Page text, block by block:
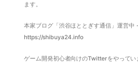
ます。
本家ブログ「渋谷ほととぎす通信」運営中
https://shibuya24.info
ゲーム開発初心者向けのTwitterをやってい